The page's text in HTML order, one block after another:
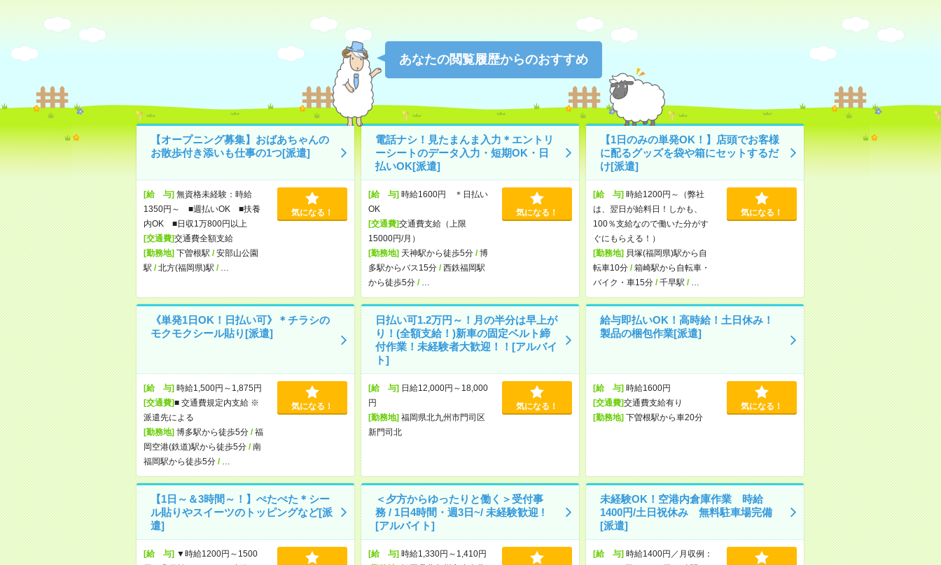
あなたの閲覧履歴からのおすすめ
【オープニング募集】おばあちゃんの
お散歩付き添いも仕事の1つ[派遣]
[給 与]無資格未経験：時給
1350円～ ■週払いOK ■扶養
内OK ■日収1万800円以上
[交通費]交通費全額支給
[勤務地]下曽根駅 /安部山公園
駅 /北方(福岡県)駅 /
気になる！
電話ナシ！見たまんま入力＊エントリ
ーシートのデータ入力・短期OK・日
払いOK[派遣]
[給 与]時給1600円 ＊日払い
OK
[交通費]交通費支給（上限
15000円/月）
[勤務地]天神駅から徒歩5分/博
多駅からバス15分/西鉄福岡駅
から徒歩5分/
気になる！
【1日のみの単発OK！】店頭でお客様
に配るグッズを袋や箱にセットするだ
け[派遣]
[給 与]時給1200円～（弊社
は、翌日が給料日！しかも、
100％支給なので働いた分がす
ぐにもらえる！）
[勤務地]貝塚(福岡県)駅から自
転車10分/箱崎駅から自転車・
バイク・車15分/千早駅 /
気になる！
《単発1日OK！日払い可》＊チラシの
モクモクシール貼り[派遣]
[給 与]時給1,500円～1,875円
[交通費]■ 交通費規定内支給 ※
派遣先による
[勤務地]博多駅から徒歩5分/福
岡空港(鉄道)駅から徒歩5分/南
福岡駅から徒歩5分/
気になる！
日払い可1.2万円～！月の半分は早上が
り！(全額支給！)新車の固定ベルト締
付作業！未経験者大歓迎！！[アルバイ
ト]
[給 与]日給12,000円～18,000
円
[勤務地]福岡県北九州市門司区
新門司北
気になる！
給与即払いOK！高時給！土日休み！
製品の梱包作業[派遣]
[給 与]時給1600円
[交通費]交通費支給有り
[勤務地]下曽根駅から車20分
気になる！
【1日～＆3時間～！】ぺたぺた＊シー
ル貼りやスイーツのトッピングなど[派
遣]
[給 与]▼時給1200円～1500
＜夕方からゆったりと働く＞受付事
務 / 1日4時間・週3日~/ 未経験歓迎 !
[アルバイト]
[給 与]時給1,330円～1,410円
未経験OK！空港内倉庫作業 時給
1400円/土日祝休み 無料駐車場完備
[派遣]
[給 与]時給1400円／月収例：